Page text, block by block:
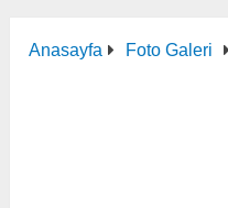
Anasayfa Foto Galeri